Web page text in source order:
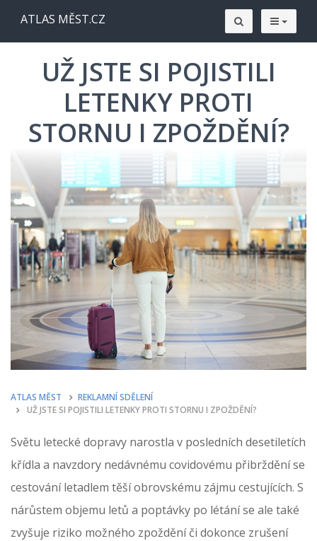
ATLAS MĚST.CZ
UŽ JSTE SI POJISTILI
LETENKY PROTI
STORNU I ZPOŽDĚNÍ?
ATLAS MĚST
REKLAMNÍ SDĚLENÍ
UŽ JSTE SI POJISTILI LETENKY PROTI STORNU I ZPOŽDĚNÍ?
Světu letecké dopravy narostla v posledních desetiletích
křídla a navzdory nedávnému covidovému přibrždění se
cestování letadlem těší obrovskému zájmu cestujících. S
nárůstem objemu letů a poptávky po létání se ale také
zvyšuje riziko možného zpoždění či dokonce zrušení